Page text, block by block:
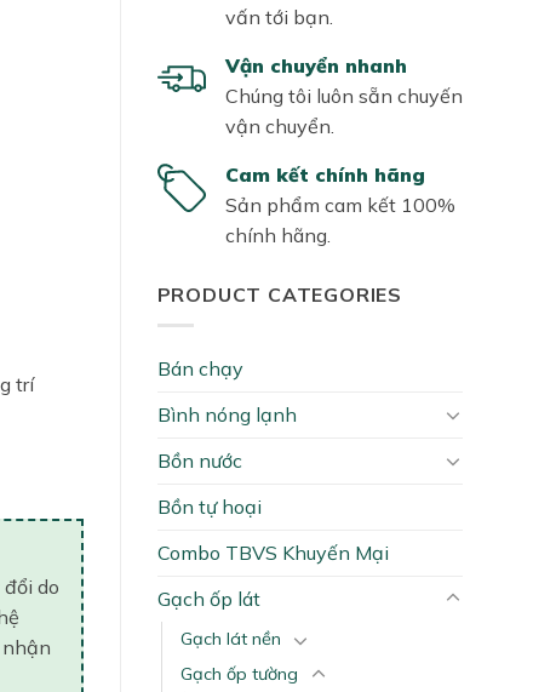
vấn tới bạn.
Vận chuyển nhanh
Chúng tôi luôn sẵn chuyến
vận chuyển.
Cam kết chính hãng
Sản phẩm cam kết 100%
chính hãng.
PRODUCT CATEGORIES
Bán chạy
Bình nóng lạnh
Bồn nước
Bồn tự hoại
Combo TBVS Khuyến Mại
Gạch ốp lát
Gạch lát nền
Gạch ốp tường
trí
do